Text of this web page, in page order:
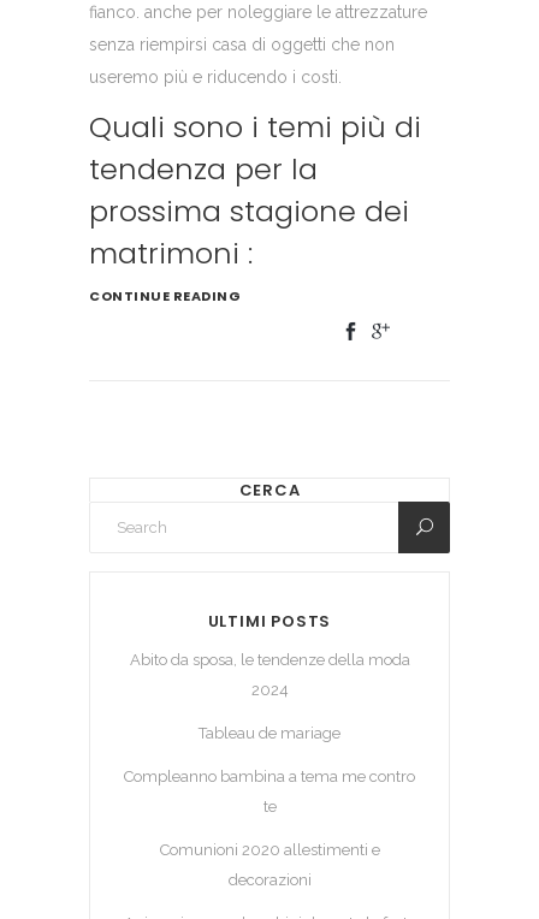
fianco. anche per noleggiare le attrezzature
senza riempirsi casa di oggetti che non
useremo più e riducendo i costi.
Quali sono i temi più di
tendenza per la
prossima stagione dei
matrimoni :
CONTINUE READING
CERCA
ULTIMI POSTS
Abito da sposa, le tendenze della moda
2024
Tableau de mariage
Compleanno bambina a tema me contro
te
Comunioni 2020 allestimenti e
decorazioni